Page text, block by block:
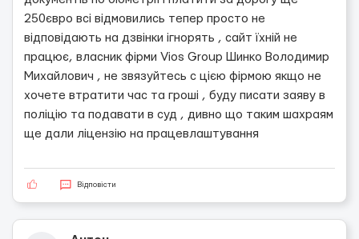
250євро всі відмовились тепер просто не
відповідають на дзвінки ігнорять , сайт їхній не
працює, власник фірми Vios Group Шинко Володимир
Михайлович , не звязуйтесь с цією фірмою якщо не
хочете втратити час та гроші , буду писати заяву в
поліцію та подавати в суд , дивно що таким шахраям
ще дали ліцензію на працевлаштування
Відповісти